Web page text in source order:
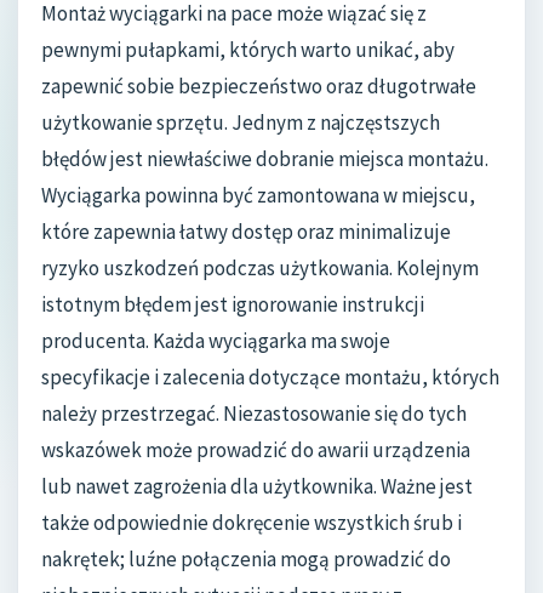
Montaż wyciągarki na pace może wiązać się z
pewnymi pułapkami, których warto unikać, aby
zapewnić sobie bezpieczeństwo oraz długotrwałe
użytkowanie sprzętu. Jednym z najczęstszych
błędów jest niewłaściwe dobranie miejsca montażu.
Wyciągarka powinna być zamontowana w miejscu,
które zapewnia łatwy dostęp oraz minimalizuje
ryzyko uszkodzeń podczas użytkowania. Kolejnym
istotnym błędem jest ignorowanie instrukcji
producenta. Każda wyciągarka ma swoje
specyfikacje i zalecenia dotyczące montażu, których
należy przestrzegać. Niezastosowanie się do tych
wskazówek może prowadzić do awarii urządzenia
lub nawet zagrożenia dla użytkownika. Ważne jest
także odpowiednie dokręcenie wszystkich śrub i
nakrętek; luźne połączenia mogą prowadzić do